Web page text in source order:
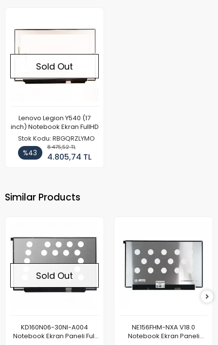
Sold Out
Lenovo Legion Y540 (17
inch) Notebook Ekran FullHD
Stok Kodu: RBGQRZLYMO
%43
8.475,52 TL
4.805,74 TL
Similar Products
Sold Out
KD160N06-30NI-A004
Notebook Ekran Paneli Full
NE156FHM-NXA V18.0
Notebook Ekran Paneli